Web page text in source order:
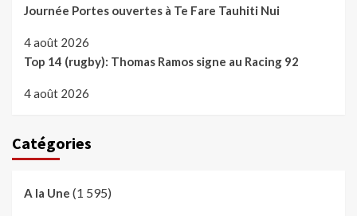
Journée Portes ouvertes à Te Fare Tauhiti Nui
4 août 2026
Top 14 (rugby): Thomas Ramos signe au Racing 92
4 août 2026
Catégories
A la Une (1 595)